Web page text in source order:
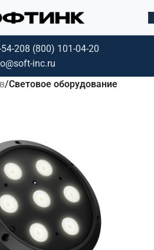
208 (800) 101-04-20
inc.ru
Световое оборудование